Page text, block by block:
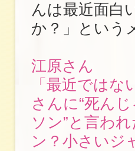
んは最近面白
か？」という
江原さん
「最近では
さんに“死ん
ソン”と言わ
ン？小さいジ